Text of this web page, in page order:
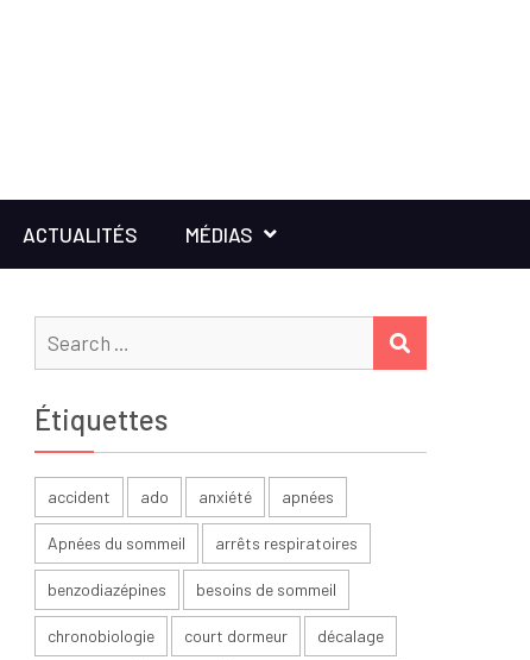
ACTUALITÉS MÉDIAS
Search
for:
Étiquettes
accident ado anxiété apnées
Apnées du sommeil arrêts respiratoires
benzodiazépines besoins de sommeil
chronobiologie court dormeur décalage